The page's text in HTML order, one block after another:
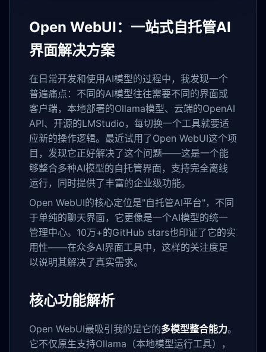
Open WebUI：一站式自托管AI
界面解决方案
在日常开发和使用AI模型的过程中，我发现一个
普遍痛点：不同的AI模型往往需要不同的界面或
客户端，本地部署的Ollama模型、云端的OpenAI
API、开源的LMStudio，每切换一个工具就要适
应新的操作逻辑。最近试用了Open WebUI这个项
目，发现它正好解决了这个问题——这是一个能
够整合多种AI模型的自托管界面，支持完全离线
运行，同时提供了丰富的企业级功能。
Open WebUI的核心定位是"自托管AI平台"，不同
于单纯的聊天界面，它更像是一个AI模型的统一
管理中心。10万+的GitHub stars也印证了它的实
用性——在众多AI界面工具中，这样的关注度足
以说明其解决了真实需求。
核心功能解析
Open WebUI最吸引我的是它的多模型整合能力。
它不仅原生支持Ollama（本地模型运行工具），